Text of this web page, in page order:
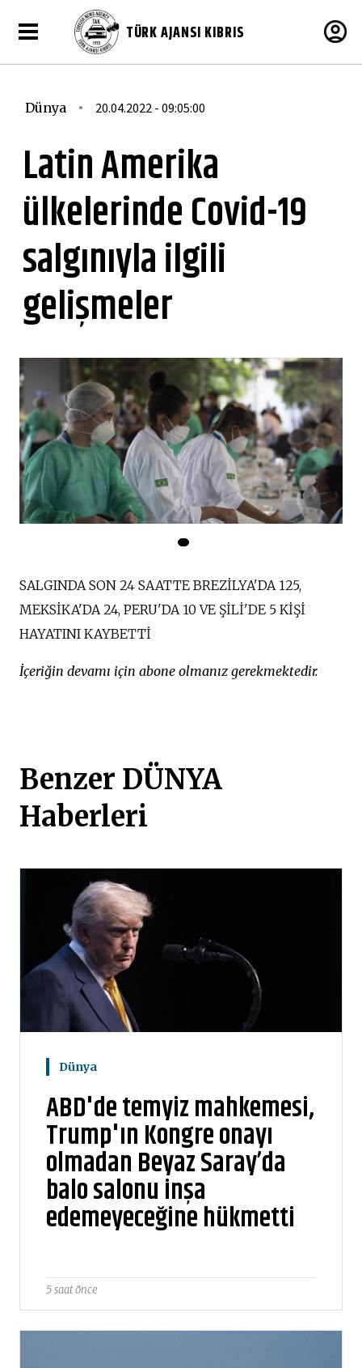
TÜRK AJANSI KIBRIS
Dünya 20.04.2022 - 09:05:00
Latin Amerika
ülkelerinde Covid-19
salgınıyla ilgili
gelişmeler
SALGINDA SON 24 SAATTE BREZİLYA'DA 125,
MEKSİKA'DA 24, PERU'DA 10 VE ŞİLİ'DE 5 KİŞİ
HAYATINI KAYBETTİ
İçeriğin devamı için abone olmanız gerekmektedir.
Benzer DÜNYA
Haberleri
Dünya
ABD'de temyiz mahkemesi,
Trump'ın Kongre onayı
olmadan Beyaz Saray’da
balo salonu inşa
edemeyeceğine hükmetti
5 saat önce